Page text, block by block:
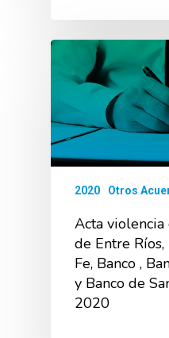
2020 Otros
Acta violencia
de Entre Ríos,
Fe, Banco ,
y Banco de
2020